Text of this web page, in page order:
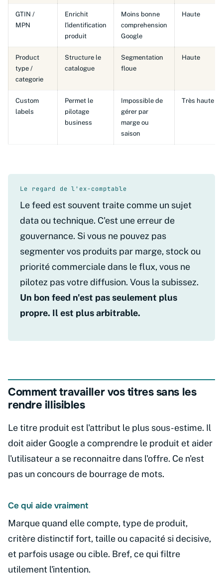
GTIN /
MPN
Enrichit
l'identification
produit
Moins bonne
comprehension
Google
Haute
Product
type /
categorie
Structure le
catalogue
Segmentation
floue
Haute
Custom
labels
Permet le
pilotage
business
Impossible de
gérer par
marge ou
saison
Très haute
Le regard de l'ex-comptable
Le feed est souvent traite comme un sujet
data ou technique. C'est une erreur de
gouvernance. Si vous ne pouvez pas
segmenter vos produits par marge, stock ou
priorité commerciale dans le flux, vous ne
pilotez pas votre diffusion. Vous la subissez.
Un bon feed n'est pas seulement plus
propre. Il est plus arbitrable.
Comment travailler vos titres sans les
rendre illisibles
Le titre produit est l'attribut le plus sous-estime. Il
doit aider Google a comprendre le produit et aider
l'utilisateur a se reconnaitre dans l'offre. Ce n'est
pas un concours de bourrage de mots.
Ce qui aide vraiment
Marque quand elle compte, type de produit,
critère distinctif fort, taille ou capacité si decisive,
et parfois usage ou cible. Bref, ce qui filtre
utilement l'intention.